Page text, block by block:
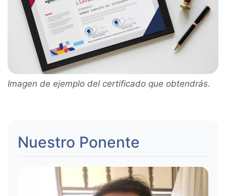
Imagen de ejemplo del certificado que obtendrás.
Nuestro Ponente